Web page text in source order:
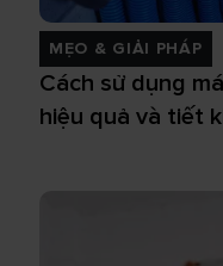
MẸO & GIẢI PHÁP
Cách sử dụng
hiệu quả và tiết